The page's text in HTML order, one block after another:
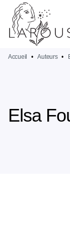
MENU
PIED DE PAGE
Accueil • Auteurs •
Elsa